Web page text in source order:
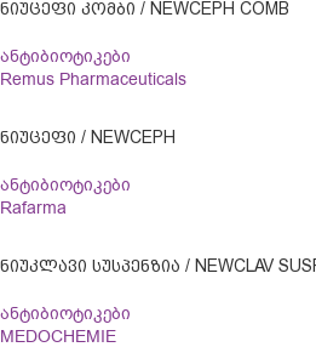
ᲜᲘᲣᲪᲔᲤᲘ ᲙᲝᲛᲑᲘ / NEWCEPH COMB
ანტიბიოტიკები
Remus Pharmaceuticals
ᲜᲘᲣᲪᲔᲤᲘ / NEWCEPH
ანტიბიოტიკები
Rafarma
ᲜᲘᲣᲙᲚᲐᲕᲘ ᲡᲣᲡᲞᲔᲜᲖᲘᲐ / NEWCLAV
ანტიბიოტიკები
MEDOCHEMIE